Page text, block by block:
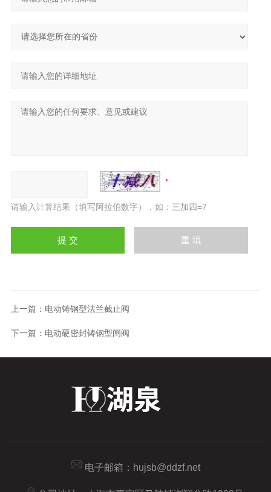
请输入计算结果（填写阿拉伯数字），如：三加四=7
上一篇： 电动铸钢型法兰截止阀
下一篇： 电动硬密封铸钢型闸阀
电子邮箱： hujsb@ddzf.net